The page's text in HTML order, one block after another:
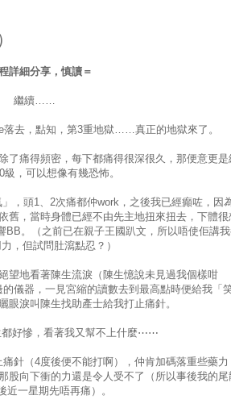
詳細分享，慎讀＝
繼續……
落去，點知，第3重地獄……真正的地獄來了。
了痛得頻密，每下都痛得很深很久，那便意更是
，可以想像有幾恐怖。
，頭1、2次痛都仲work，之後我已經癲咗，因
舊，當時身體已經不由先主地扭來扭去，下體很
BB。（之前已在親子王國趴文，所以唔使佢講
，但試問肚瀉點忍？）
望地看著陳生流淚（陳生憶說未見過我個樣咁
儀器，一見宮縮的讀數去到最高點時便給我「
眼淚叫陳生找助產士給我打止痛針。
都好慘，看著我又幫不上什麼⋯⋯
針（4度後便不能打啊），仲肯加碼落重些藥力
股向下衝的力還是令人受不了（所以事後我的尾
近一星期先唔再痛）。